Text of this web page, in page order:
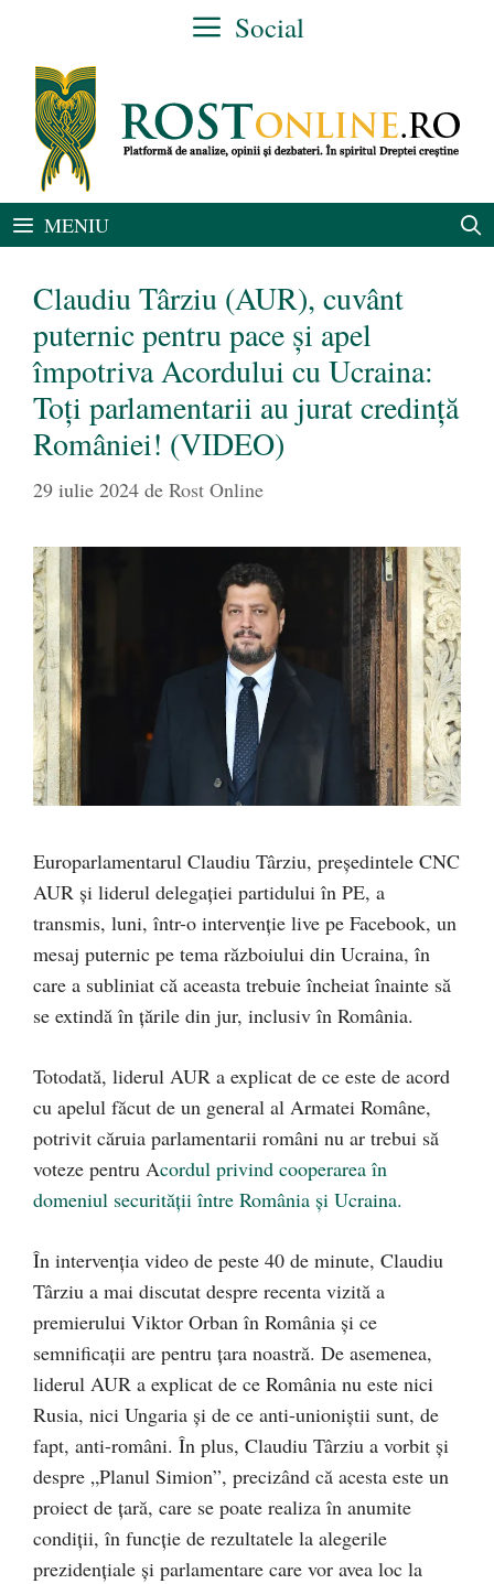
conținut
Social
MENIU
Claudiu Târziu (AUR), cuvânt
puternic pentru pace și apel
împotriva Acordului cu Ucraina:
Toți parlamentarii au jurat credință
României! (VIDEO)
29 iulie 2024 de Rost Online
Europarlamentarul Claudiu Târziu, președintele CNC
AUR și liderul delegației partidului în PE, a
transmis, luni, într-o intervenție live pe Facebook, un
mesaj puternic pe tema războiului din Ucraina, în
care a subliniat că aceasta trebuie încheiat înainte să
se extindă în țările din jur, inclusiv în România.
Totodată, liderul AUR a explicat de ce este de acord
cu apelul făcut de un general al Armatei Române,
potrivit căruia parlamentarii români nu ar trebui să
voteze pentru Acordul privind cooperarea în
domeniul securităţii între România şi Ucraina.
În intervenția video de peste 40 de minute, Claudiu
Târziu a mai discutat despre recenta vizită a
premierului Viktor Orban în România și ce
semnificații are pentru țara noastră. De asemenea,
liderul AUR a explicat de ce România nu este nici
Rusia, nici Ungaria și de ce anti-unioniștii sunt, de
fapt, anti-români. În plus, Claudiu Târziu a vorbit și
despre „Planul Simion”, precizând că acesta este un
proiect de țară, care se poate realiza în anumite
condiții, în funcție de rezultatele la alegerile
prezidențiale și parlamentare care vor avea loc la